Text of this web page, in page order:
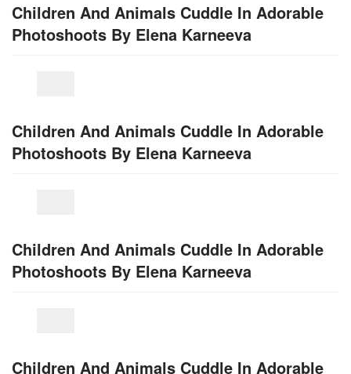
Children And Animals Cuddle In Adorable
Photoshoots By Elena Karneeva
Children And Animals Cuddle In Adorable
Photoshoots By Elena Karneeva
Children And Animals Cuddle In Adorable
Photoshoots By Elena Karneeva
Children And Animals Cuddle In Adorable